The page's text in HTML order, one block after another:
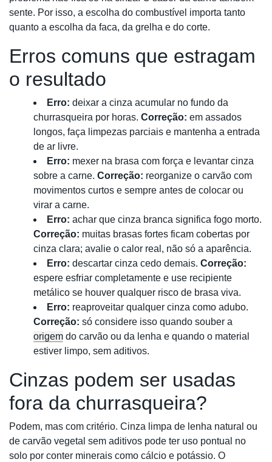
sente. Por isso, a escolha do combustível importa tanto
quanto a escolha da faca, da grelha e do corte.
Erros comuns que estragam
o resultado
Erro: deixar a cinza acumular no fundo da
churrasqueira por horas. Correção: em assados
longos, faça limpezas parciais e mantenha a entrada
de ar livre.
Erro: mexer na brasa com força e levantar cinza
sobre a carne. Correção: reorganize o carvão com
movimentos curtos e sempre antes de colocar ou
virar a carne.
Erro: achar que cinza branca significa fogo morto.
Correção: muitas brasas fortes ficam cobertas por
cinza clara; avalie o calor real, não só a aparência.
Erro: descartar cinza cedo demais. Correção:
espere esfriar completamente e use recipiente
metálico se houver qualquer risco de brasa viva.
Erro: reaproveitar qualquer cinza como adubo.
Correção: só considere isso quando souber a
origem do carvão ou da lenha e quando o material
estiver limpo, sem aditivos.
Cinzas podem ser usadas
fora da churrasqueira?
Podem, mas com critério. Cinza limpa de lenha natural ou
de carvão vegetal sem aditivos pode ter uso pontual no
solo por conter minerais como cálcio e potássio. O